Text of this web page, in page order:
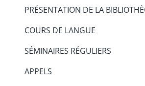
PRÉSENTATION DE LA
COURS DE LANGUE
SÉMINAIRES RÉGULIERS
APPELS